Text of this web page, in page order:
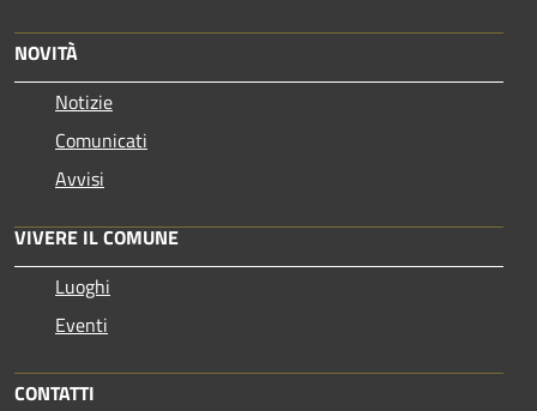
NOVITÀ
Notizie
Comunicati
Avvisi
VIVERE IL COMUNE
Luoghi
Eventi
CONTATTI